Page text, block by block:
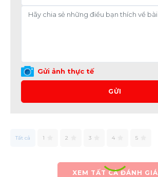
Gửi ảnh thực tế
GỬI
Tất cả 1 2 3 4 5
XEM TẤT CẢ ĐÁNH GIÁ